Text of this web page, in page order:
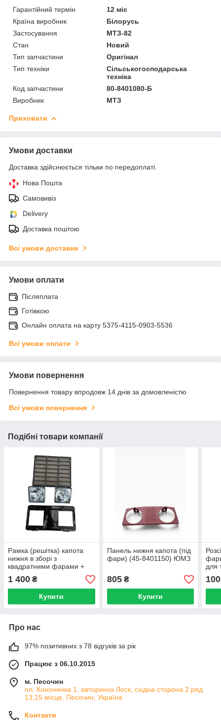
Гарантійний термін
12 міс
Країна виробник
Білорусь
Застосування
МТЗ-82
Стан
Новий
Тип запчастини
Оригінал
Тип техніки
Сільськогосподарська
техніка
Код запчастини
80-8401080-Б
Виробник
МТЗ
Приховати
Умови доставки
Доставка здійснюється тільки по передоплаті.
Нова Пошта
Самовивіз
Delivery
Доставка поштою
Всі умови доставки
Умови оплати
Післяплата
Готівкою
Онлайн оплата на карту 5375-4115-0903-5536
Всі умови оплати
Умови повернення
Повернення товару впродовж 14 днів за домовленістю
Всі умови повернення
Подібні товари компанії
Рамка (решітка) капота
нижня в зборі з
квадратними фарами +
Верхня МТЗ-80, 82
1 400 ₴
Купити
Панель нижня капота (під
фари) (45-8401150) ЮМЗ
805₴
Купити
для
100
Про нас
97% позитивних з 78 відгуків за рік
Працює з 06.10.2015
м. Песочин
пл. Кононенка 1, авторинок Лоск, східна сторона 2 ряд
13,15 місце, Песочин, Україна
Контакти